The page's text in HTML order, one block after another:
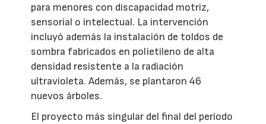
para menores con discapacidad motriz,
sensorial o intelectual. La intervención
incluyó además la instalación de toldos de
sombra fabricados en polietileno de alta
densidad resistente a la radiación
ultravioleta. Además, se plantaron 46
nuevos árboles.
El proyecto más singular del final del periodo